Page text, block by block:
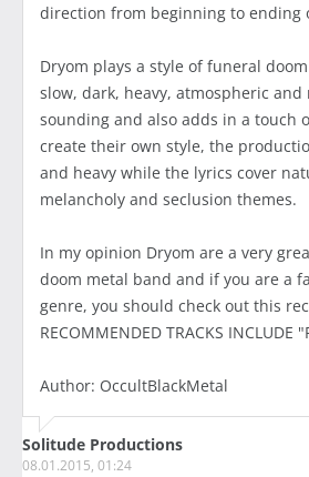
direction from beginning to ending
Dryom plays a style of funeral
slow, dark, heavy, atmospheric and
sounding and also adds in a touch
create their own style, the
and heavy while the lyrics cover
melancholy and seclusion themes.
In my opinion Dryom are a very
doom metal band and if you are a
genre, you should check out this
RECOMMENDED TRACKS
Author: OccultBlackMetal
Solitude Productions
08.01.2015, 01:24